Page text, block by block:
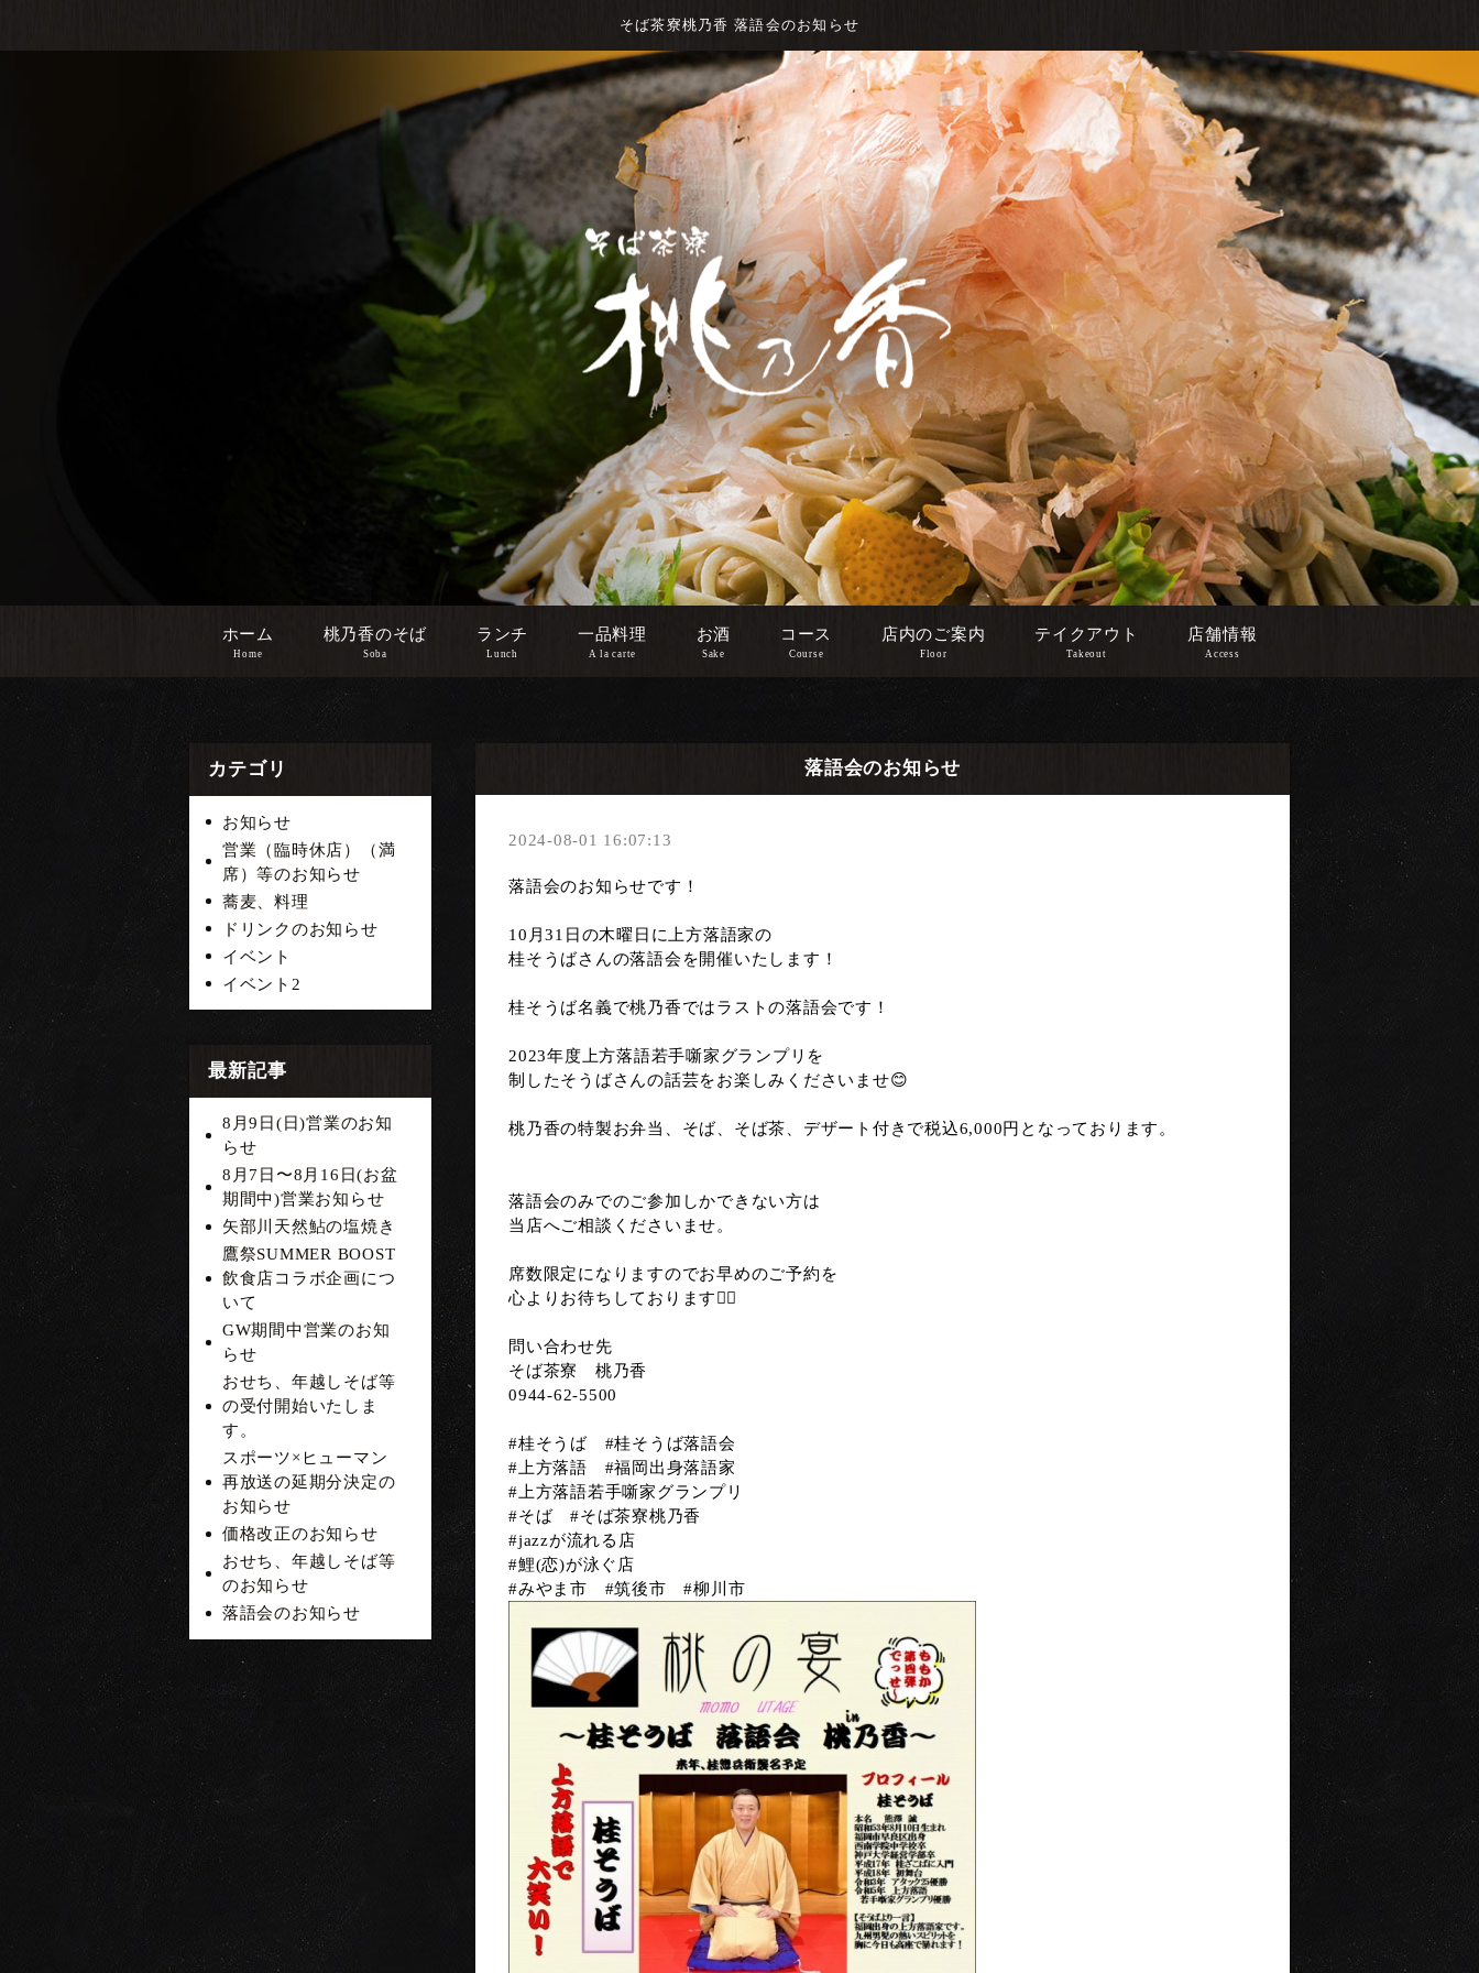
そば茶寮桃乃香 落語会のお知らせ
ホーム
Home
桃乃香のそば
Soba
ランチ
Lunch
一品料理
A la carte
お酒
Sake
コース
Course
店内のご案内
Floor
テイクアウト
Takeout
店舗情報
Access
カテゴリ
お知らせ
営業（臨時休店）（満
席）等のお知らせ
蕎麦、料理
ドリンクのお知らせ
イベント
イベント2
最新記事
8月9日(日)営業のお知
らせ
8月7日〜8月16日(お盆
期間中)営業お知らせ
矢部川天然鮎の塩焼き
鷹祭SUMMER BOOST
飲食店コラボ企画につ
いて
GW期間中営業のお知
らせ
おせち、年越しそば等
の受付開始いたしま
す。
スポーツ×ヒューマン
再放送の延期分決定の
お知らせ
価格改正のお知らせ
おせち、年越しそば等
のお知らせ
落語会のお知らせ
落語会のお知らせ
2024-08-01 16:07:13
落語会のお知らせです！
10月31日の木曜日に上方落語家の
桂そうばさんの落語会を開催いたします！
桂そうば名義で桃乃香ではラストの落語会です！
2023年度上方落語若手噺家グランプリを
制したそうばさんの話芸をお楽しみくださいませ😊
桃乃香の特製お弁当、そば、そば茶、デザート付きで税込6,000円となっております。
落語会のみでのご参加しかできない方は
当店へご相談くださいませ。
席数限定になりますのでお早めのご予約を
心よりお待ちしております🙇‍♂️
問い合わせ先
そば茶寮 桃乃香
0944-62-5500
#桂そうば #桂そうば落語会
#上方落語 #福岡出身落語家
#上方落語若手噺家グランプリ
#そば #そば茶寮桃乃香
#jazzが流れる店
#鯉(恋)が泳ぐ店
#みやま市 #筑後市 #柳川市